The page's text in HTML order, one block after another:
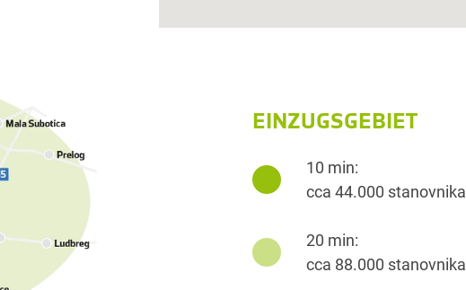
EINZUGSGEBIET
10 min:
cca 44.000 stanovnika
20 min:
cca 88.000 stanovnika